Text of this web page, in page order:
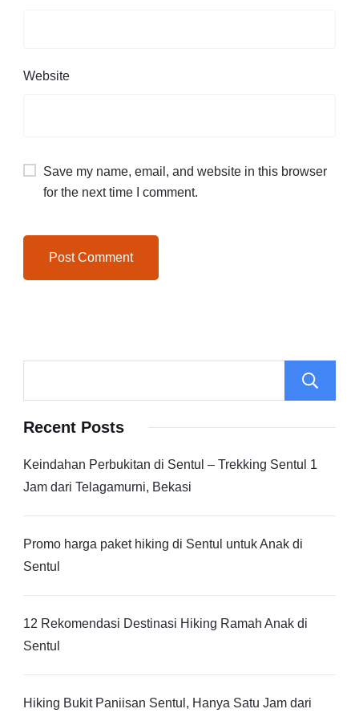
Website
Save my name, email, and website in this browser
for the next time I comment.
Recent Posts
Keindahan Perbukitan di Sentul – Trekking Sentul 1
Jam dari Telagamurni, Bekasi
Promo harga paket hiking di Sentul untuk Anak di
Sentul
12 Rekomendasi Destinasi Hiking Ramah Anak di
Sentul
Hiking Bukit Paniisan Sentul, Hanya Satu Jam dari